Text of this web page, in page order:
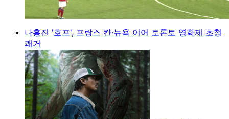
나홍진 '호프', 프랑스 칸·뉴욕 이어 토론토 영화제 초청
쾌거